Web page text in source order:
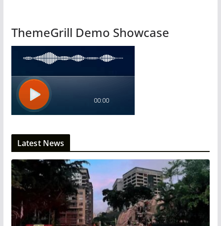
ThemeGrill Demo Showcase
Latest News